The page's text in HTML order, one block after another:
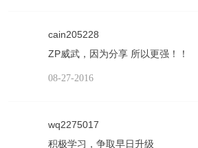
cain205228
ZP威武，因为分享 所以更强！！
08-27-2016
wq2275017
积极学习，争取早日升级